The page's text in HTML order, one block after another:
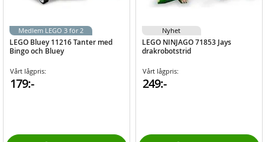
LEGO Bluey 11216 Tanter med
Bingo och Bluey
Vårt lågpris:
179:-
Medlem LEGO 3 för 2
LEGO NINJAGO 71853 Jays
drakrobotstrid
Vårt lågpris:
249:-
Nyhet